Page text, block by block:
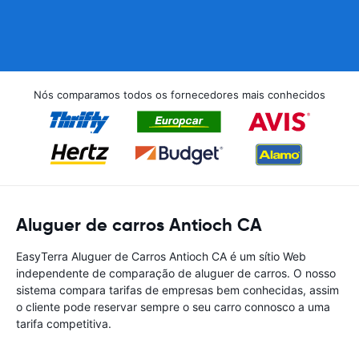
Nós comparamos todos os fornecedores mais conhecidos
Aluguer de carros Antioch CA
EasyTerra Aluguer de Carros Antioch CA é um sítio Web
independente de comparação de aluguer de carros. O nosso
sistema compara tarifas de empresas bem conhecidas, assim
o cliente pode reservar sempre o seu carro connosco a uma
tarifa competitiva.